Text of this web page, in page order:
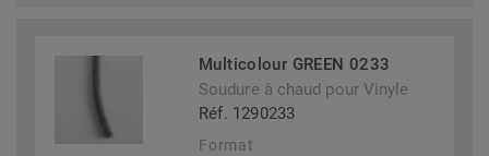
Multicolour GREEN 0233
Soudure à chaud pour Vinyle
Réf. 1290233
Format